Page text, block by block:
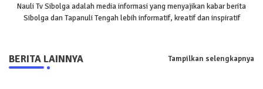
Nauli Tv Sibolga adalah media informasi yang menyajikan kabar berita
Sibolga dan Tapanuli Tengah lebih informatif, kreatif dan inspiratif
BERITA LAINNYA Tampilkan selengkapnya